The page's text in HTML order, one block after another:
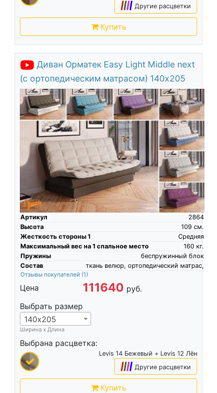
|||| Другие расцветки
Купить
Диван Орматек Easy Light Middle next
(с ортопедическим матрасом) 140х205
Артикул
2864
Высота
см.
109
Жесткость стороны 1
Средняя
Максимальный вес на 1 спальное место
кг.
160
Пружины
беспружинный блок
Состав
ткань велюр, ортопедический матрас,
Отзывы покупателей (1)
Цена 111640 руб.
Выбрать размер
140х205
Ширина х Длина
Выбрана расцветка:
Levis 14 Бежевый + Levis 12 Лён
|||| Другие расцветки
Купить